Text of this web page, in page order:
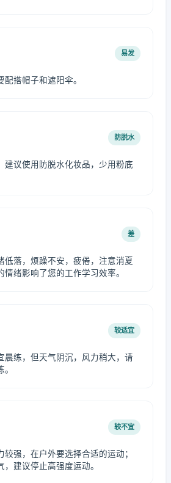
易发
搭帽子和遮阳伞。
防脱水
建议使用防脱水化妆品，少用粉底
差
低落，烦躁不安，疲倦，注意消夏
情绪影响了您的工作学习效率。
较适宜
晨练，但天气阴沉，风力稍大，请
较不宜
较强，在户外要选择合适的运动；
建议停止高强度运动。